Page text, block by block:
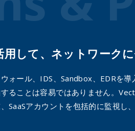
次世代ファイアウォール「VM-
（Palo Alto Networks）
Akamai Web セキュリティ
Akamai Guardicore
Segmentation（AGS）
Menlo Security
用して、ネットワーク
ォール、IDS、Sandbox、EDRを
することは容易ではありません。
、SaaSアカウントを包括的に監視